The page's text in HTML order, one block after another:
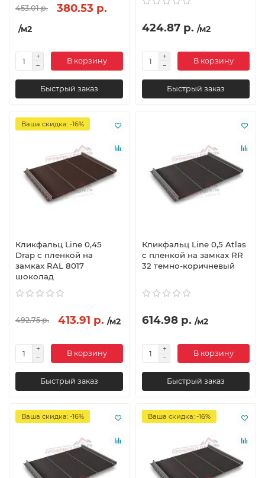
453.01 р. 380.53 р.
/м2
В корзину
Быстрый заказ
424.87 р. /м2
В корзину
Быстрый заказ
Ваша скидка: -16%
Кликфальц Line 0,45
Drap с пленкой на
замках RAL 8017
шоколад
492.75 р. 413.91 р. /м2
В корзину
Быстрый заказ
Кликфальц Line 0,5 Atlas
с пленкой на замках RR
32 темно-коричневый
614.98 р. /м2
В корзину
Быстрый заказ
Ваша скидка: -16% Ваша скидка: -16%